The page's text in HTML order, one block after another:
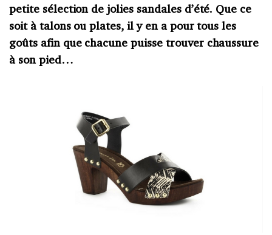
petite sélection de jolies sandales d’été. Que ce
soit à talons ou plates, il y en a pour tous les
goûts afin que chacune puisse trouver chaussure
à son pied…